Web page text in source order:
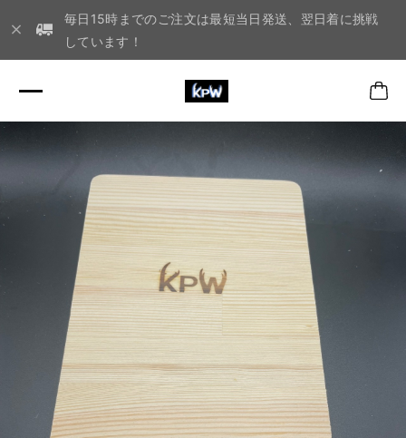
毎日15時までのご注文は最短当日発送、翌日着に挑戦
しています！